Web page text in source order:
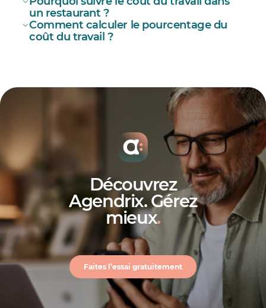
modèles pour la gestion de restaurant
un restaurant ?
Comment calculer le pourcentage du
coût du travail ?
Pourcentage du coût du travail = (Coût total de
la main-d’œuvre ÷ Ventes totales) × 100.
maintenir ce
ratio entre 25 % et 35 %
Découvrez
Agendrix. Gérez
mieux.
Faites l’essai gratuitement